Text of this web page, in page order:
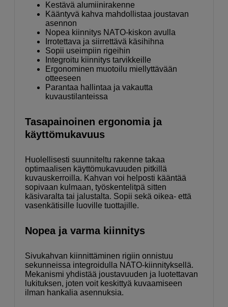
Kestävä alumiinirakenne
Kääntyvä kahva mahdollistaa joustavan
asennon
Nopea kiinnitys NATO-kiskon avulla
Irrotettava ja siirrettävä käsihihna
Sopii useimpiin rigeihin
Integroitu kiinnitys tarvikkeille
Ergonominen muotoilu miellyttävään
otteeseen
Parantaa hallintaa ja vakautta
kuvaustilanteissa
Tasapainoinen ergonomia ja
käyttömukavuus
Huolellisesti suunniteltu rakenne takaa
optimaalisen käyttömukavuuden pitkillä
kuvauskerroilla. Kahvan voi helposti kääntää
sopivaan kulmaan, työskentelitpä sitten
käsivaralta tai jalustalta. Sopii sekä oikea- että
vasenkätisille luoville tuottajille.
Nopea ja varma kiinnitys
Sivukahvan kiinnittäminen rigiin onnistuu
sekunneissa integroidulla NATO-kiinnityksellä.
Mekanismi yhdistää joustavuuden ja luotettavan
lukituksen, joten voit keskittyä kuvaamiseen
ilman hankalia asennuksia.